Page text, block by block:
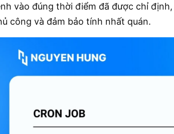
vào đúng thời điểm đã được chỉ
công và đảm bảo tính nhất quán.